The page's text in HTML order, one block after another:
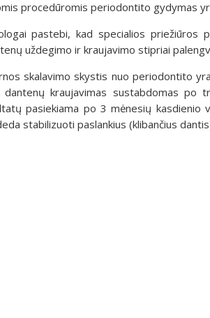
procedūromis periodontito gydymas
pastebi, kad specialios priežiūros
uždegimo ir kraujavimo stipriai
skalavimo skystis nuo periodontito
dantenų kraujavimas sustabdomas
pasiekiama po 3 mėnesių
stabilizuoti paslankius (klibančius